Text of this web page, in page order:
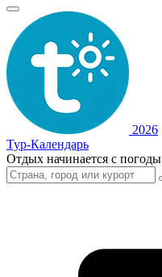
2026
Тур-Календарь
Отдых начинается с погоды